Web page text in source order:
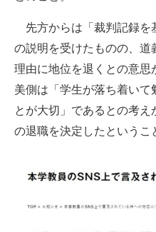
企業ITのトレンドを詳説
経営リーダーのコミュニティ
マーケ×ITの今がよく分かる
ITエンジニア向け専門サイト
先方からは「裁判記録を
の説明を受けたものの、道
理由に地位を退くとの意
美側は「学生が落ち着いて
とが大切」であるとの考
の退職を決定したというこ